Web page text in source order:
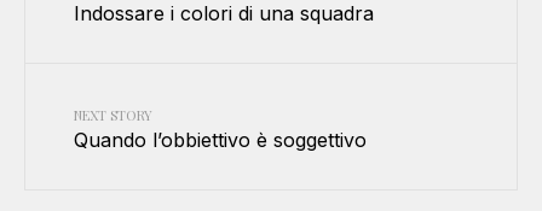
Indossare i colori di una squadra
NEXT STORY
Quando l’obbiettivo è soggettivo